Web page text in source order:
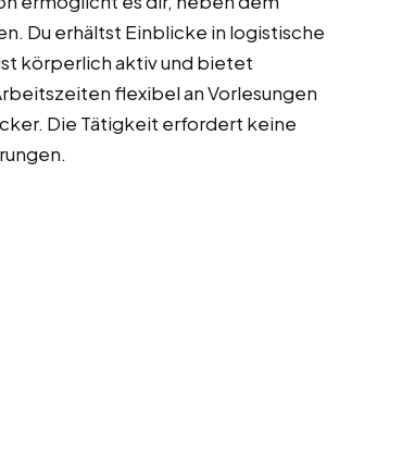
Du erhältst Einblicke in logistische
körperlich aktiv und bietet
flexibel an Vorlesungen
Die Tätigkeit erfordert keine